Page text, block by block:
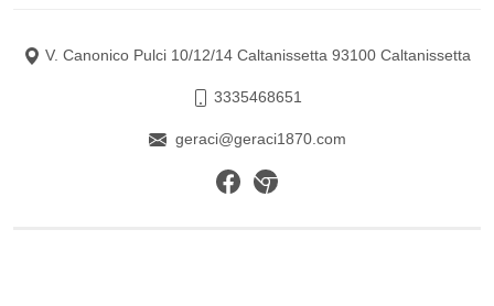
V. Canonico Pulci 10/12/14 Caltanissetta 93100 Caltanissetta
3335468651
geraci@geraci1870.com